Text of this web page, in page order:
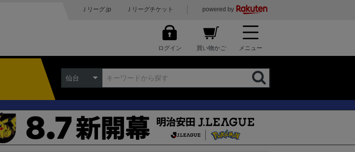
Ｊリーグ.jp Ｊリーグチケット powered by
ログイン 買い物かご メニュー
仙台